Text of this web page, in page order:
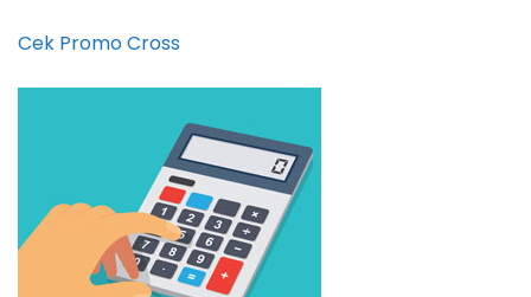
Cek Promo Cross